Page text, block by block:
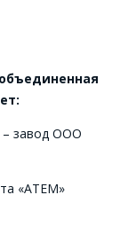
– завод ООО
«АТЕМ»